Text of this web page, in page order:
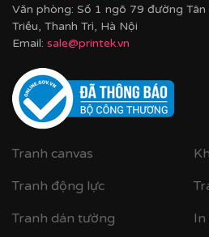
Văn phòng: Số 1 ngõ 79 đường Tân
Triều, Thanh Trì, Hà Nội
Email: sale@printek.vn
Tranh canvas
Tranh động lực
Tranh dán tường
In